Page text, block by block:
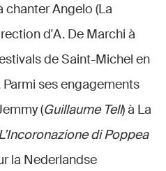
chanter Angelo (La
d'A. De Marchi à
de Saint-Michel en
ses engagements
(Guillaume Tell) à La
di Poppea
la Nederlandse